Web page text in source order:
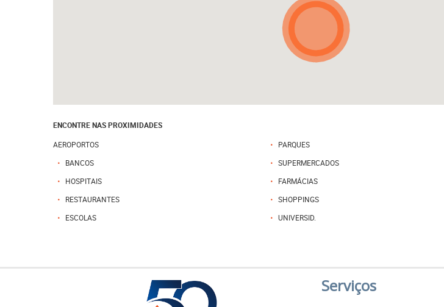
ENCONTRE NAS PROXIMIDADES
AEROPORTOS
PARQUES
BANCOS
SUPERMERCADOS
HOSPITAIS
FARMÁCIAS
RESTAURANTES
SHOPPINGS
ESCOLAS
UNIVERSID.
Serviços